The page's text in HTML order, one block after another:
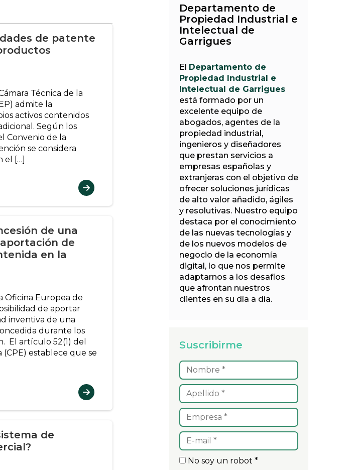
de patente
Técnica de la
admite la
activos contenidos
Según los
Convenio de la
se considera
el […]
de una
de
en la
Oficina Europea de
de aportar
inventiva de una
durante los
El artículo 52(1) del
establece que se
de
Departamento de
Propiedad Industrial e
Intelectual de
Garrigues
El
Departamento de
Propiedad Industrial e
Intelectual de Garrigues
está formado por un
excelente equipo de
abogados, agentes de la
propiedad industrial,
ingenieros y diseñadores
que prestan servicios a
empresas españolas y
extranjeras con el objetivo de
ofrecer soluciones jurídicas
de alto valor añadido, ágiles
y resolutivas. Nuestro equipo
destaca por el conocimiento
de las nuevas tecnologías y
de los nuevos modelos de
negocio de la economía
digital, lo que nos permite
adaptarnos a los desafíos
que afrontan nuestros
clientes en su día a día.
Suscribirme
No soy un robot *